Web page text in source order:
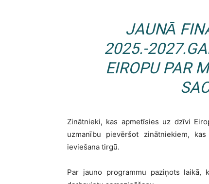
JAUNĀ
2025.-
EIROPU PAR
Zinātnieki, kas apmetīsies uz dzīvi
uzmanību pievēršot zinātniekiem,
ieviešana tirgū.
Par jauno programmu paziņots laikā,